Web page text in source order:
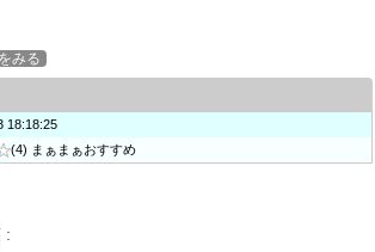
みる
18:18:25
(4) まぁまぁおすすめ
: